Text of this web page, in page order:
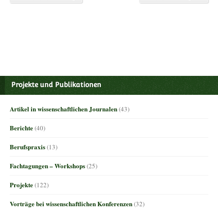
Projekte und Publikationen
Artikel in wissenschaftlichen Journalen(43)
Berichte(40)
Berufspraxis(13)
Fachtagungen – Workshops(25)
Projekte(122)
Vorträge bei wissenschaftlichen Konferenzen(32)